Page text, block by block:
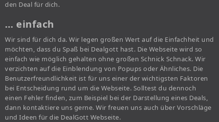
den Deal für dich.
… einfach
Wir sind für dich da. Wir legen großen Wert auf die Einfachheit und
möchten, dass du Spaß bei Dealgott hast. Die Webseite wird so
einfach wie möglich gehalten ohne großen Schnick Schnack. Wir
verzichten auf die Einblendung von Popups oder Ähnliches. Die
Benutzerfreundlichkeit ist für uns einer der wichtigsten Faktoren
bei Entscheidung rund um die Webseite. Solltest du dennoch
einen Fehler finden, zum Beispiel bei der Darstellung eines Deals,
dann kontaktiere uns gerne. Wir freuen uns auch über Vorschläge
und Ideen für die DealGott Webseite.